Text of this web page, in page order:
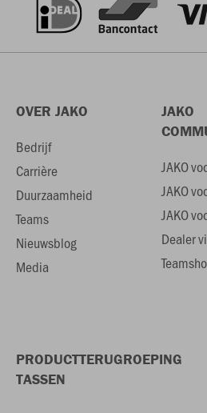
OVER JAKO
Bedrijf
Carrière
Duurzaamheid
Teams
Nieuwsblog
Media
JAKO
JAKO
JAKO
JAKO
Dealer
PRODUCTTERUGROEPING
TASSEN